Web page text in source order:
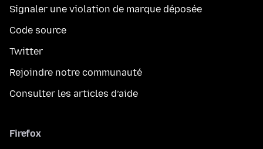
Signaler une violation de marque déposée
Code source
Twitter
Rejoindre notre communauté
Consulter les articles d’aide
Firefox